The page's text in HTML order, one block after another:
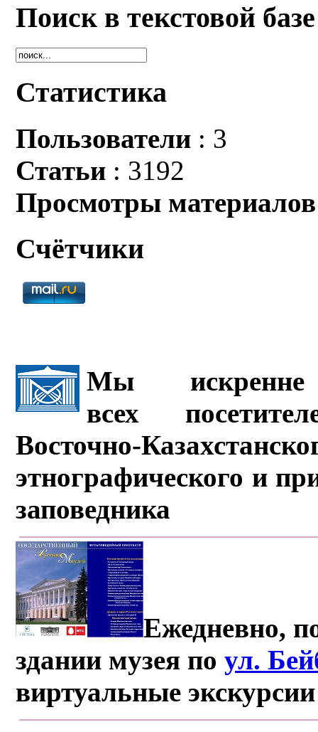
Поиск в текстовой базе
Статистика
Пользователи : 3
Статьи : 3192
Просмотры материалов
Счётчики
Мы искренне
всех
Восточно-
этнографического и
заповедника
Ежедневно,
здании музея поул.
виртуальные